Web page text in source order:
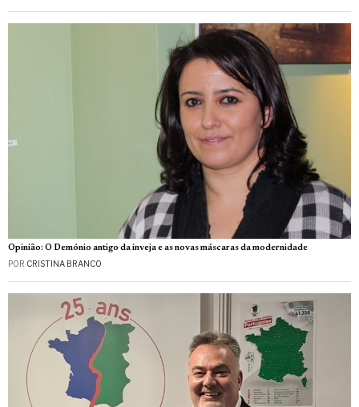
Opinião: O Demónio antigo da inveja e as novas máscaras da modernidade
POR CRISTINA BRANCO